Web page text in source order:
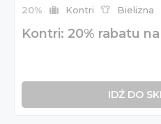
20% Kontri Bielizna
Kontri: 20% rabatu
IDŹ DO